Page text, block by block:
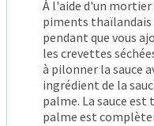
À l'aide d'un
piments
pendant que vous
les crevettes
à pilonner la sauce
ingrédient de la
palme. La sauce est
palme est